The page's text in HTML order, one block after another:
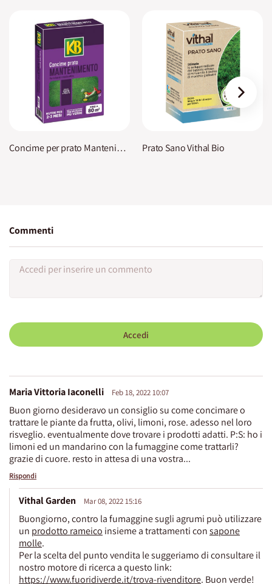
Concime per prato Mantenimento KB Prato Sano Vithal Bio
›
Commenti
Accedi
Maria Vittoria Iaconelli Feb 18, 2022 10:07
Buon giorno desideravo un consiglio su come concimare o
trattare le piante da frutta, olivi, limoni, rose. adesso nel loro
risveglio. eventualmente dove trovare i prodotti adatti. P:S: ho i
limoni ed un mandarino con la fumaggine come trattarli?
grazie di cuore. resto in attesa di una vostra...
Rispondi
Vithal Garden Mar 08, 2022 15:16
Buongiorno, contro la fumaggine sugli agrumi può utilizzare
un prodotto rameico insieme a trattamenti consapone
molle.
Per la scelta del punto vendita le suggeriamo di consultare il
nostro motore di ricerca a questo link:
https://www.fuoridiverde.it/trova-rivenditore. Buon verde!